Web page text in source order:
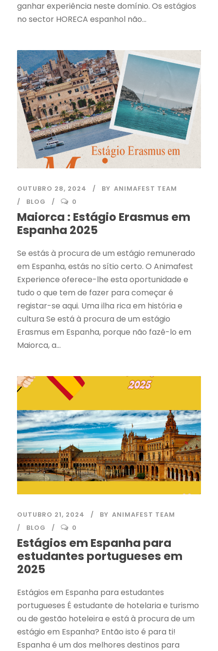
ganhar experiência neste domínio. Os estágios
no sector HORECA espanhol não...
OUTUBRO 28, 2024 BY ANIMAFEST TEAM
BLOG
0
Maiorca : Estágio Erasmus em
Espanha 2025
Se estás à procura de um estágio remunerado
em Espanha, estás no sítio certo. O Animafest
Experience oferece-lhe esta oportunidade e
tudo o que tem de fazer para começar é
registar-se aqui. Uma ilha rica em história e
cultura Se está à procura de um estágio
Erasmus em Espanha, porque não fazê-lo em
Maiorca, a...
OUTUBRO 21, 2024 BY ANIMAFEST TEAM
BLOG
0
Estágios em Espanha para
estudantes portugueses em
2025
Estágios em Espanha para estudantes
portugueses É estudante de hotelaria e turismo
ou de gestão hoteleira e está à procura de um
estágio em Espanha? Então isto é para ti!
Espanha é um dos melhores destinos para